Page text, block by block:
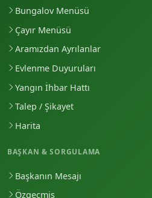
Bungalov Menüsü
Çayır Menüsü
Aramızdan Ayrılanlar
Evlenme Duyuruları
Yangın İhbar Hattı
Talep / Şikayet
Harita
BAŞKAN & SORGULAMA
Başkanın Mesajı
Özgeçmiş